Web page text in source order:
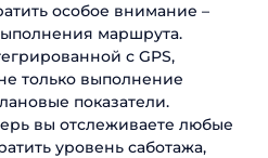
особое внимание –
маршрута.
с GPS,
только выполнение
показатели.
вы отслеживаете любые
уровень саботажа,